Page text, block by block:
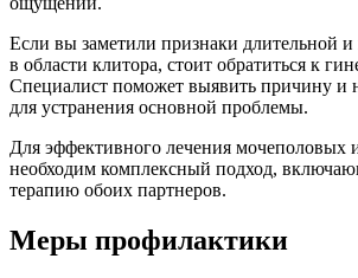
Если вы заметили признаки длительной
в области клитора, стоит обратиться к
Специалист поможет выявить причину и
для устранения основной проблемы.
Для эффективного лечения мочеполовых
необходим комплексный подход,
терапию обоих партнеров.
Меры профилактики